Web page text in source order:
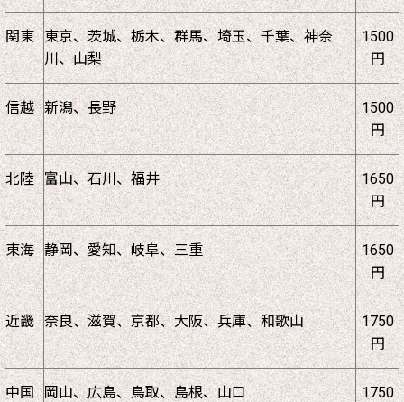
関東 東京、茨城、栃木、群馬、埼玉、千葉、神奈
川、山梨
1500
円
信越 新潟、長野
1500
円
北陸 富山、石川、福井
1650
円
東海 静岡、愛知、岐阜、三重
1650
円
近畿 奈良、滋賀、京都、大阪、兵庫、和歌山
1750
円
中国 岡山、広島、鳥取、島根、山口
1750